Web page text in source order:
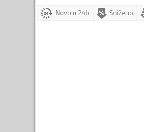
Novo u 24h Sniženo